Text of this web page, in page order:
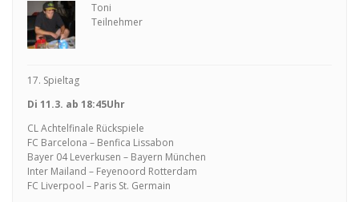
Toni
Teilnehmer
17. Spieltag
Di 11.3. ab 18:45Uhr
CL Achtelfinale Rückspiele
FC Barcelona – Benfica Lissabon
Bayer 04 Leverkusen – Bayern München
Inter Mailand – Feyenoord Rotterdam
FC Liverpool – Paris St. Germain